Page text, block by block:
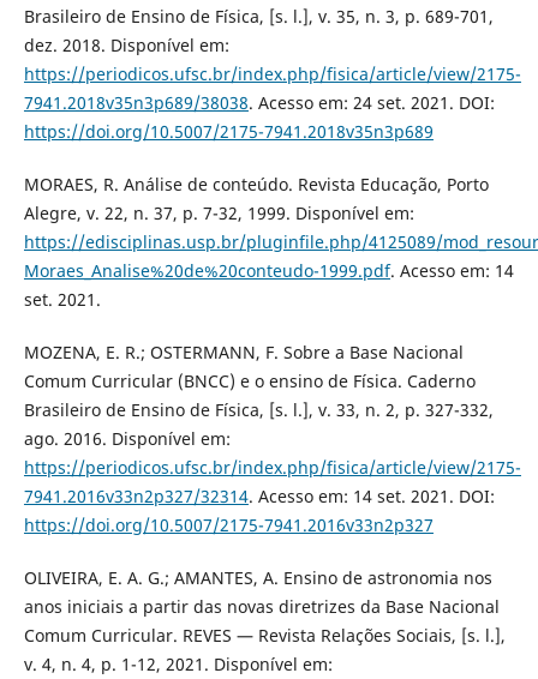
Brasileiro de Ensino de Física, [s. l.], v. 35, n. 3, p. 689-701,
dez. 2018. Disponível em:
https://periodicos.ufsc.br/index.php/fisica/article/view/2175-
7941.2018v35n3p689/38038. Acesso em: 24 set. 2021. DOI:
https://doi.org/10.5007/2175-7941.2018v35n3p689
MORAES, R. Análise de conteúdo. Revista Educação, Porto
Alegre, v. 22, n. 37, p. 7-32, 1999. Disponível em:
https://edisciplinas.usp.br/pluginfile.php/4125089/
Moraes_Analise%20de%20conteudo-1999.pdf. Acesso em: 14
set. 2021.
MOZENA, E. R.; OSTERMANN, F. Sobre a Base Nacional
Comum Curricular (BNCC) e o ensino de Física. Caderno
Brasileiro de Ensino de Física, [s. l.], v. 33, n. 2, p. 327-332,
ago. 2016. Disponível em:
https://periodicos.ufsc.br/index.php/fisica/article/view/2175-
7941.2016v33n2p327/32314. Acesso em: 14 set. 2021. DOI:
https://doi.org/10.5007/2175-7941.2016v33n2p327
OLIVEIRA, E. A. G.; AMANTES, A. Ensino de astronomia nos
anos iniciais a partir das novas diretrizes da Base Nacional
Comum Curricular. REVES — Revista Relações Sociais, [s. l.],
v. 4, n. 4, p. 1-12, 2021. Disponível em: